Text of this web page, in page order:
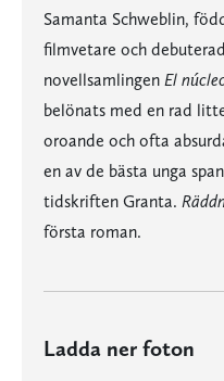
Samanta Schweblin,
filmvetare och
novellsamlingen El
belönats med en rad
oroande och ofta
en av de bästa unga
tidskriften Granta.
första roman.
Ladda ner foton